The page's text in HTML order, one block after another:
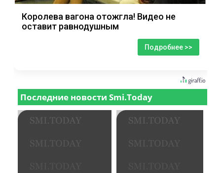
Королева вагона отожгла! Видео не
оставит равнодушным
Подробнее >>